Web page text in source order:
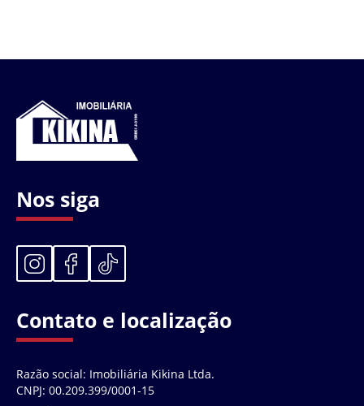
Nos siga
Contato e localização
Razão social: Imobiliária Kikina Ltda.
CNPJ: 00.209.399/0001-15